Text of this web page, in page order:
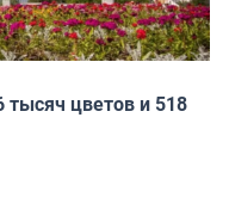
цветов и 518